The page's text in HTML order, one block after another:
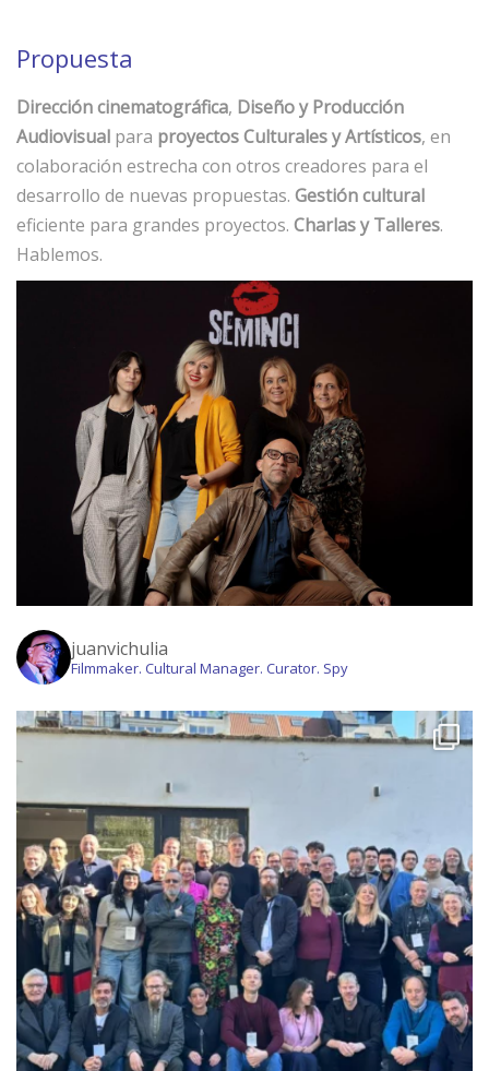
Propuesta
Dirección cinematográfica, Diseño y Producción
Audiovisual para proyectos Culturales y Artísticos, en
colaboración estrecha con otros creadores para el
desarrollo de nuevas propuestas. Gestión cultural
eficiente para grandes proyectos. Charlas y Talleres.
Hablemos.
juanvichulia
Filmmaker. Cultural Manager. Curator. Spy